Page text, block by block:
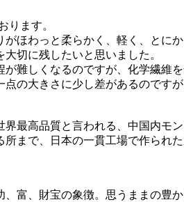
ります。
ほわっと柔らかく、軽く、とにか
切に残したいと思いました。
難しくなるのですが、化学繊維
の大きさに少し差があるのです
最高品質と言われる、中国内モ
まで、日本の一貫工場で作られた
富、財宝の象徴。思うままの豊か